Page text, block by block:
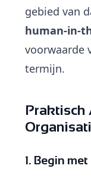
gebied van
human-in-
voorwaarde
termijn.
Praktisch
1. Begin